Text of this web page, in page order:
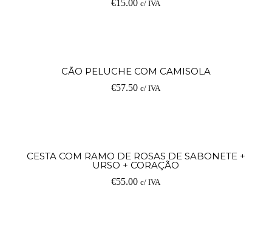
€15.00 c/ IVA
CÃO PELUCHE COM CAMISOLA
€57.50 c/ IVA
CESTA COM RAMO DE ROSAS DE SABONETE +
URSO + CORAÇÃO
€55.00 c/ IVA